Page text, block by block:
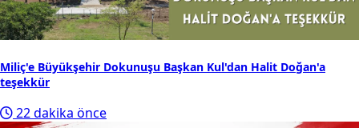
Miliç'e Büyükşehir Dokunuşu Başkan Kul'dan Halit Doğan'a
teşekkür
22 dakika önce